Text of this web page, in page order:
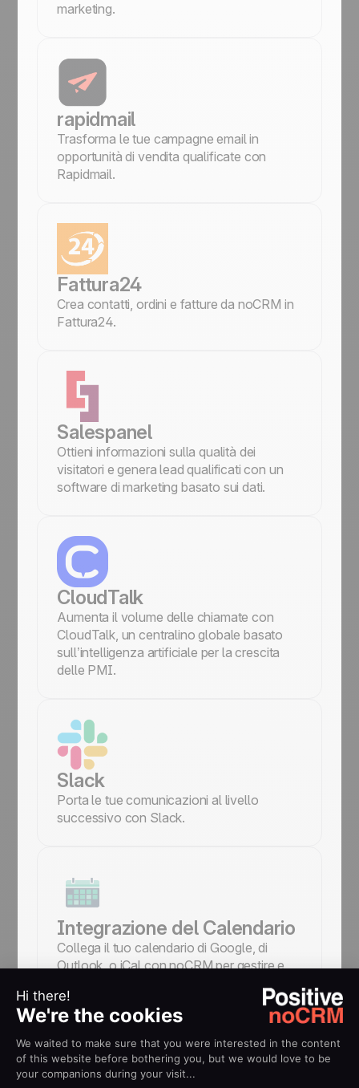
Automazioni
marketing.
rapidmail
Trasforma le tue campagne email in
opportunità di vendita qualificate con
Rapidmail.
Fattura24
Crea contatti, ordini e fatture da noCRM in
Fattura24.
Salespanel
Ottieni informazioni sulla qualità dei
visitatori e genera lead qualificati con un
software di marketing basato sui dati.
CloudTalk
Aumenta il volume delle chiamate con
CloudTalk, un centralino globale basato
sull’intelligenza artificiale per la crescita
delle PMI.
Slack
Porta le tue comunicazioni al livello
successivo con Slack.
Integrazione del Calendario
Collega il tuo calendario di Google, di
Outlook, o iCal con noCRM per gestire e
svolgere